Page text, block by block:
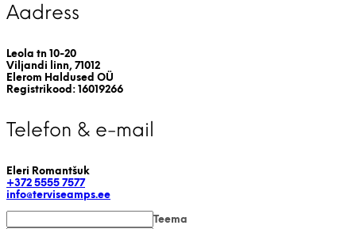
Aadress
Leola tn 10-20
Viljandi linn, 71012
Elerom Haldused OÜ
Registrikood: 16019266
Telefon & e-mail
Eleri Romantšuk
+372 5555 7577
info@terviseamps.ee
Teema